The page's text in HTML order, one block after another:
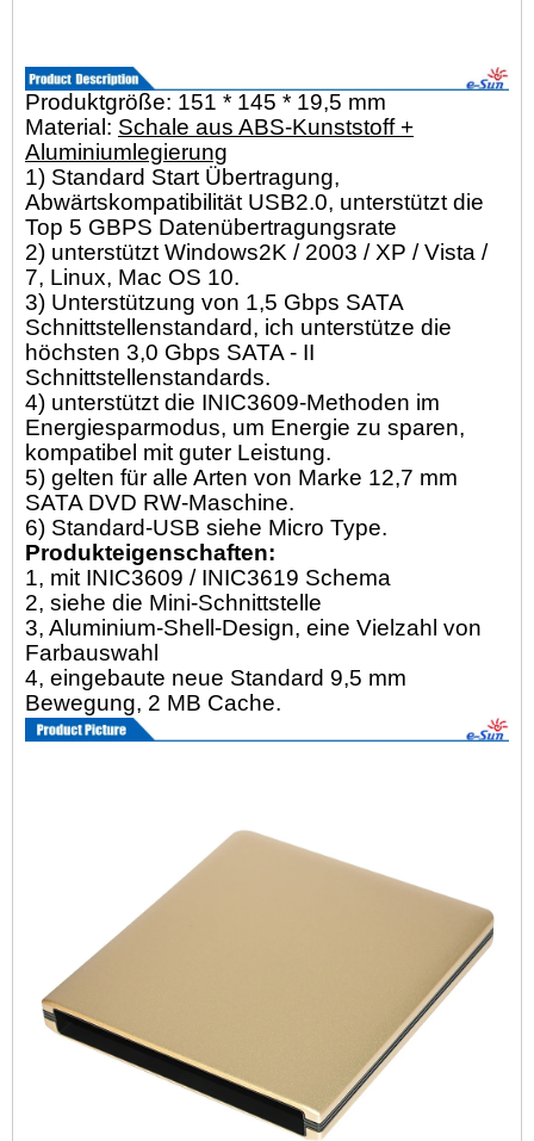
Produktgröße: 151 * 145 * 19,5 mm
Material: Schale aus ABS-Kunststoff +
Aluminiumlegierung
1) Standard Start Übertragung,
Abwärtskompatibilität USB2.0, unterstützt die
Top 5 GBPS Datenübertragungsrate
2) unterstützt Windows2K / 2003 / XP / Vista /
7, Linux, Mac OS 10.
3) Unterstützung von 1,5 Gbps SATA
Schnittstellenstandard, ich unterstütze die
höchsten 3,0 Gbps SATA - II
Schnittstellenstandards.
4) unterstützt die INIC3609-Methoden im
Energiesparmodus, um Energie zu sparen,
kompatibel mit guter Leistung.
5) gelten für alle Arten von Marke 12,7 mm
SATA DVD RW-Maschine.
6) Standard-USB siehe Micro Type.
Produkteigenschaften:
1, mit INIC3609 / INIC3619 Schema
2, siehe die Mini-Schnittstelle
3, Aluminium-Shell-Design, eine Vielzahl von
Farbauswahl
4, eingebaute neue Standard 9,5 mm
Bewegung, 2 MB Cache.